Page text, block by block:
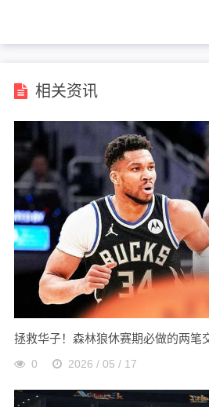
相关资讯
拯救华子！森林狼休赛期必做的两笔
0 2026 / 05 / 17